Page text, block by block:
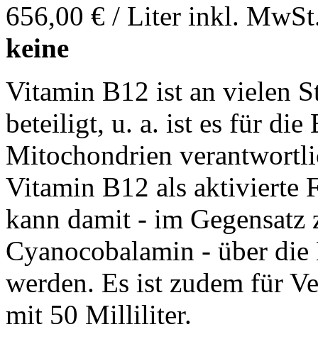
656,00 € / Liter inkl.
keine
Vitamin B12 ist an vielen
beteiligt, u. a. ist es für die
Mitochondrien
Vitamin B12 als aktivierte
kann damit - im
Cyanocobalamin - über
werden. Es ist zudem für
mit 50 Milliliter.